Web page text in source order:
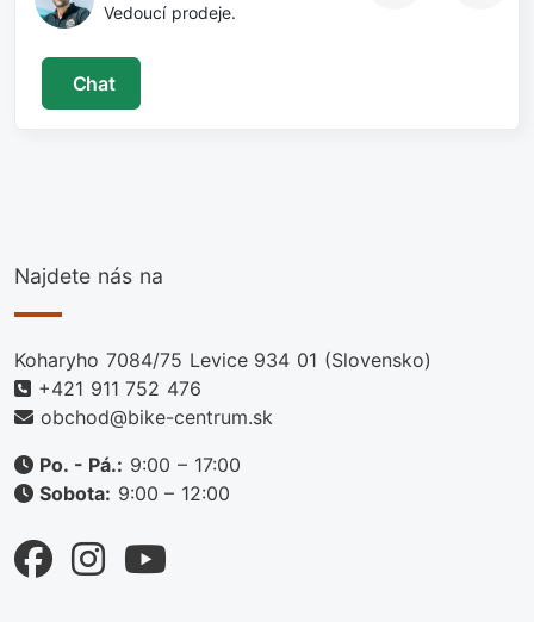
Vedoucí prodeje.
Chat
Najdete nás na
Koharyho 7084/75 Levice 934 01 (Slovensko)
+421 911 752 476
obchod@bike-centrum.sk
Po. - Pá.: 9:00 – 17:00
Sobota: 9:00 – 12:00